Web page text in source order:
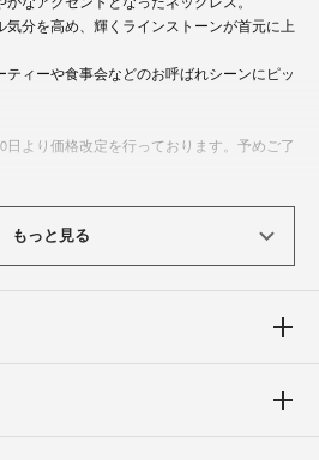
分を高め、輝くラインストーンが首元に上
ィーや食事会などのお呼ばれシーンにピッ
より価格改定を行っております。予めご了
宴、お呼ばれ、謝恩会、パーティー、食事
もっと見る